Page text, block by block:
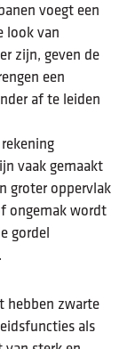
voegt een
look van
zijn, geven de
een
af te leiden
vaak gemaakt
groter oppervlak
ongemak wordt
gordel
hebben zwarte
als